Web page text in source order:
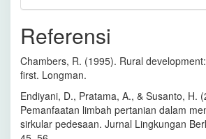
Referensi
Chambers, R. (1995). Rural
first. Longman.
Endiyani, D., Pratama, A., & Susanto, H.
Pemanfaatan limbah pertanian dalam
sirkular pedesaan. Jurnal Lingkungan